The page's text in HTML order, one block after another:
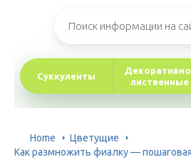
Суккуленты
лиственные
Home
Цветущие
Как размножить фиалку —